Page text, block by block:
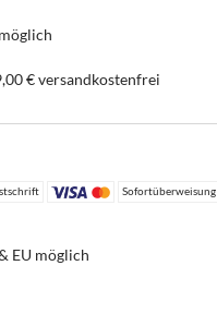
€ versandkostenfrei
Sofortüberweisung
EU möglich